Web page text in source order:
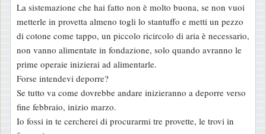
s
s
a
g
g
i
o
La sistemazione che hai fatto non è molto buona, se non vuoi
metterle in provetta almeno togli lo stantuffo e metti un pezzo
di cotone come tappo, un piccolo ricircolo di aria è necessario,
non vanno alimentate in fondazione, solo quando avranno le
prime operaie inizierai ad alimentarle.
Forse intendevi deporre?
Se tutto va come dovrebbe andare inizieranno a deporre verso
fine febbraio, inizio marzo.
Io fossi in te cercherei di procurarmi tre provette, le trovi in